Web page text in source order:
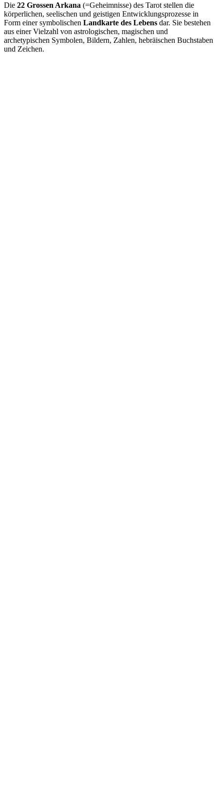
Die 22 Grossen Arkana (=Geheimnisse) des Tarot stellen die
körperlichen, seelischen und geistigen Entwicklungsprozesse in
Form einer symbolischen Landkarte des Lebens dar. Sie bestehen
aus einer Vielzahl von astrologischen, magischen und
archetypischen Symbolen, Bildern, Zahlen, hebräischen Buchstaben
und Zeichen.